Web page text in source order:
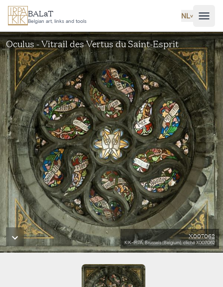
Ga naar hoofdinhoud
BALaT
Belgian art, links and tools
NL˅
Oculus - Vitrail des Vertus du Saint-Esprit
X007062
KIK-IRPA, Brussels (Belgium), cliché X007062